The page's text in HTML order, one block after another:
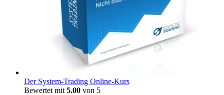
Der System-Trading Online-Kurs
Bewertet mit 5.00 von 5